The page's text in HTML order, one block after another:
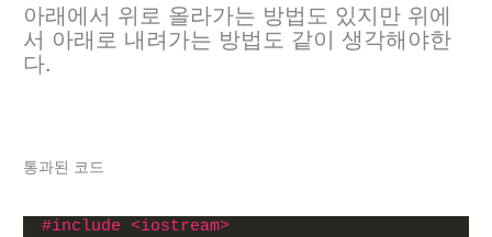
아래에서 위로 올라가는 방법도 있지만 위에
서 아래로 내려가는 방법도 같이 생각해야한
다.
통과된 코드
#include <iostream>